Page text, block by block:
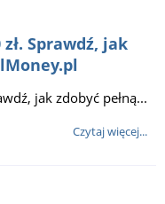
Sprawdź, jak
jak zdobyć pełną...
Czytaj więcej...